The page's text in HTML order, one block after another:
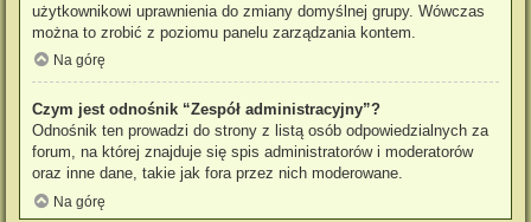
użytkownikowi uprawnienia do zmiany domyślnej grupy. Wówczas
można to zrobić z poziomu panelu zarządzania kontem.
Na górę
Czym jest odnośnik “Zespół administracyjny”?
Odnośnik ten prowadzi do strony z listą osób odpowiedzialnych za
forum, na której znajduje się spis administratorów i moderatorów
oraz inne dane, takie jak fora przez nich moderowane.
Na górę